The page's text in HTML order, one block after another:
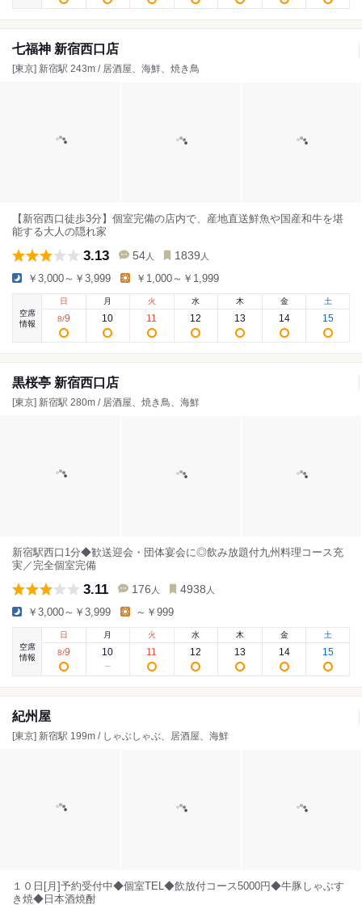
七福神 新宿西口店
[東京] 新宿駅 243m / 居酒屋、海鮮、焼き鳥
【新宿西口徒歩3分】個室完備の店内で、産地直送鮮魚や国産和牛を堪
能する大人の隠れ家
3.13 54 人 1839 人
￥3,000～￥3,999 ￥1,000～￥1,999
空席
情報
日
8/9
月
10
火
11
水
12
木
13
金
14
土
15
黒桜亭 新宿西口店
[東京] 新宿駅 280m / 居酒屋、焼き鳥、海鮮
新宿駅西口1分◆歓送迎会・団体宴会に◎飲み放題付九州料理コース充
実／完全個室完備
3.11 176 人 4938 人
￥3,000～￥3,999 ～￥999
空席
情報
日
8/9
月
10
火
11
水
12
木
13
金
14
土
15
紀州屋
[東京] 新宿駅 199m / しゃぶしゃぶ、居酒屋、海鮮
１０日[月]予約受付中◆個室TEL◆飲放付コース5000円◆牛豚しゃぶす
き焼◆日本酒焼酎